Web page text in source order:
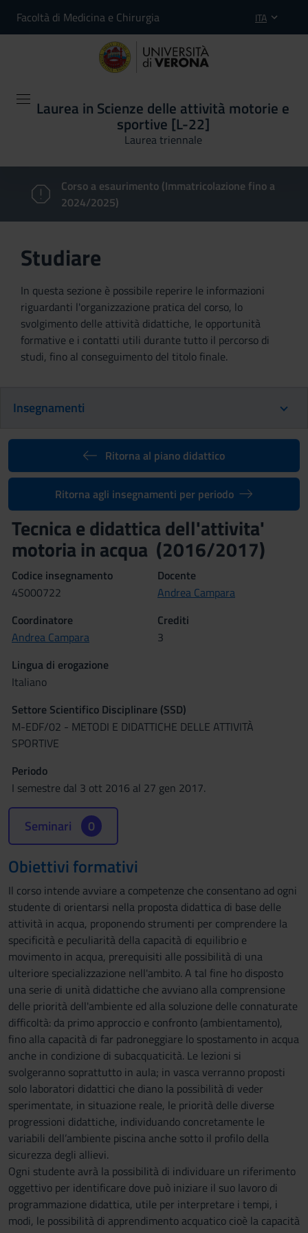
Facoltà di Medicina e Chirurgia ITA
Laurea in Scienze delle attività motorie e
sportive [L-22]
Laurea triennale
Corso a esaurimento (Immatricolazione fino a
2024/2025)
Studiare
In questa sezione è possibile reperire le informazioni
riguardanti l'organizzazione pratica del corso, lo
svolgimento delle attività didattiche, le opportunità
formative e i contatti utili durante tutto il percorso di
studi, fino al conseguimento del titolo finale.
Insegnamenti
Ritorna al piano didattico
Ritorna agli insegnamenti per periodo
Tecnica e didattica dell'attivita'
motoria in acqua (2016/2017)
Codice insegnamento
4S000722
Docente
Andrea Campara
Coordinatore
Andrea Campara
Crediti
3
Lingua di erogazione
Italiano
Settore Scientifico Disciplinare (SSD)
M-EDF/02 - METODI E DIDATTICHE DELLE ATTIVITÀ
SPORTIVE
Periodo
I semestre dal 3 ott 2016 al 27 gen 2017.
Seminari 0
Obiettivi formativi
Il corso intende avviare a competenze che consentano ad ogni
studente di orientarsi nella proposta didattica di base delle
attività in acqua, proponendo strumenti per comprendere la
specificità e peculiarità della capacità di equilibrio e
movimento in acqua, prerequisiti alle possibilità di una
ulteriore specializzazione nell'ambito. A tal fine ho disposto
una serie di unità didattiche che avviano alla comprensione
delle priorità dell'ambiente ed alla soluzione delle connaturate
difficoltà: da primo approccio e confronto (ambientamento),
fino alla capacità di far padroneggiare lo spostamento in acqua
anche in condizione di subacquaticità. Le lezioni si
svolgeranno soprattutto in aula; in vasca verranno proposti
solo laboratori didattici che diano la possibilità di veder
sperimentate, in situazione reale, le priorità delle diverse
progressioni didattiche, individuando concretamente le
variabili dell’ambiente piscina anche sotto il profilo della
sicurezza degli allievi.
Ogni studente avrà la possibilità di individuare un riferimento
oggettivo per identificare dove può iniziare il suo lavoro di
programmazione didattica, utile per interpretare i tempi, i
modi, le possibilità di apprendimento acquatico cioè la capacità